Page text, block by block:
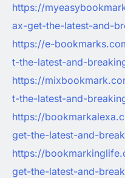
https://
ax-get-the-latest-and-
https://e-
t-the-latest-and-
https://
t-the-latest-and-
https://
get-the-latest-and-
https://
get-the-latest-and-